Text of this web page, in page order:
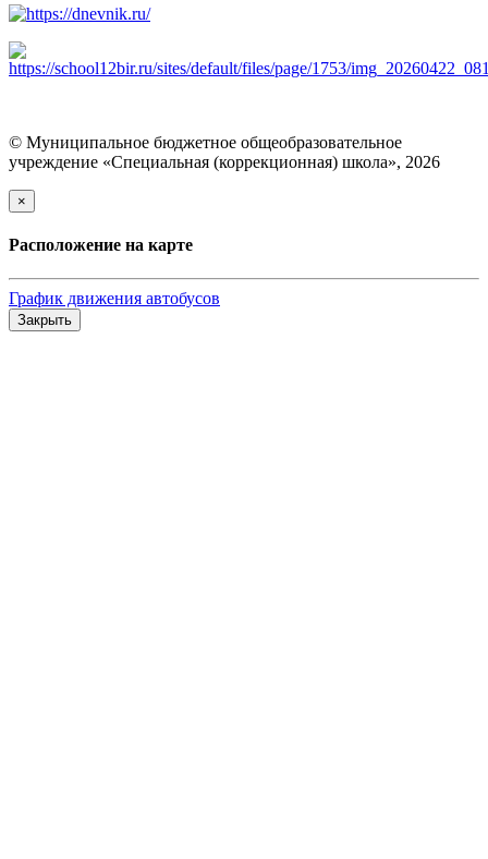
© Муниципальное бюджетное общеобразовательное
учреждение «Специальная (коррекционная) школа», 2026
×
Расположение на карте
График движения автобусов
Закрыть